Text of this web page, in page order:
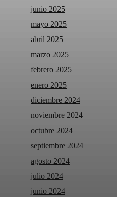
junio 2025
mayo 2025
abril 2025
marzo 2025
febrero 2025
enero 2025
diciembre 2024
noviembre 2024
octubre 2024
septiembre 2024
agosto 2024
julio 2024
junio 2024